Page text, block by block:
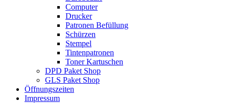
Computer
Drucker
Patronen Befüllung
Schürzen
Stempel
Tintenpatronen
Toner Kartuschen
DPD Paket Shop
GLS Paket Shop
Öffnungszeiten
Impressum